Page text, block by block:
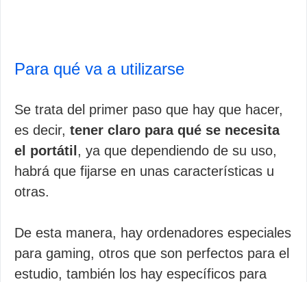
Para qué va a utilizarse
Se trata del primer paso que hay que hacer,
es decir, tener claro para qué se necesita
el portátil , ya que dependiendo de su uso,
habrá que fijarse en unas características u
otras.
De esta manera, hay ordenadores especiales
para gaming, otros que son perfectos para el
estudio, también los hay específicos para